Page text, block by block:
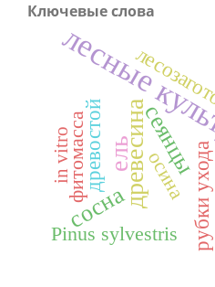
Ключевые слова
лесные
древесина
ельсеянцы
сосна
древостой рубки ухода
осина
Pinus sylvestris
фитомасса
in vitro